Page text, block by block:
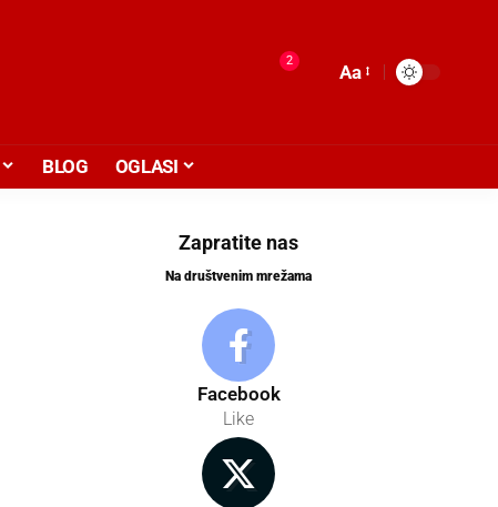
2
Aa
BLOG OGLASI
Zapratite nas
Na društvenim mrežama
Facebook
Like